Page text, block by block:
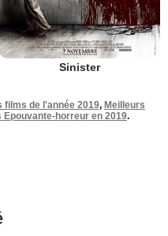
Sinister
films de l'année 2019, Meilleurs
horreur en 2019.